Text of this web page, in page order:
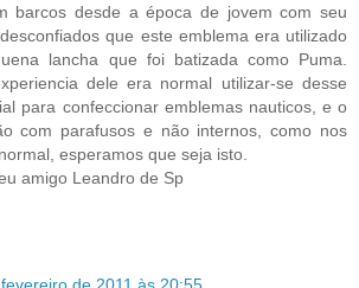
barcos desde a época de jovem com seu
que este emblema era utilizado
lancha que foi batizada como Puma.
dele era normal utilizar-se desse
para confeccionar emblemas nauticos, e o
com parafusos e não internos, como nos
esperamos que seja isto.
amigo Leandro de Sp